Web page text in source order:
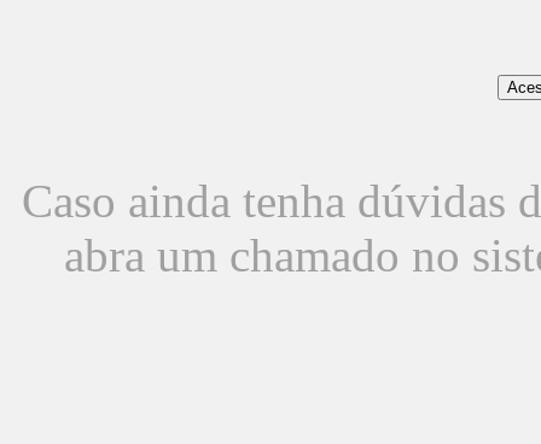
Caso ainda tenha dúvidas
abra um chamado no